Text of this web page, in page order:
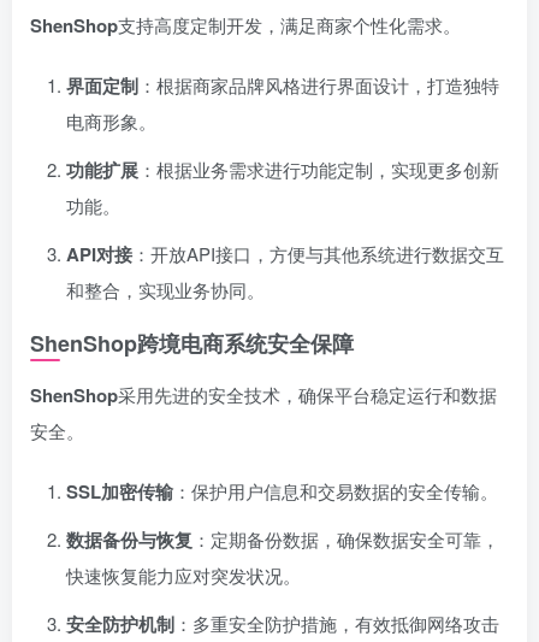
ShenShop支持高度定制开发，满足商家个性化需求。
界面定制 ：根据商家品牌风格进行界面设计，打造独特
电商形象。
功能扩展 ：根据业务需求进行功能定制，实现更多创新
功能。
API对接 ：开放API接口，方便与其他系统进行数据交互
和整合，实现业务协同。
ShenShop跨境电商系统安全保障
ShenShop采用先进的安全技术，确保平台稳定运行和数据
安全。
SSL加密传输 ：保护用户信息和交易数据的安全传输。
数据备份与恢复 ：定期备份数据，确保数据安全可靠，
快速恢复能力应对突发状况。
安全防护机制 ：多重安全防护措施，有效抵御网络攻击